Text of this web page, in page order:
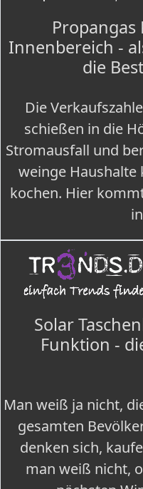
Innenbereich -
die
Die
schießen in die
Stromausfall und
weinge Haushalte
kochen. Hier
Solar
Funktion -
Man weiß ja nicht,
gesamten
denken sich,
man weiß nicht,